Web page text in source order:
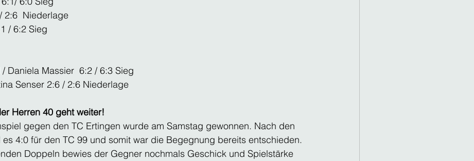
2:6  Niederlage
/ 6:2 Sieg
Daniela Massier  6:2 / 6:3 Sieg
Senser 2:6 / 2:6 Niederlage
Herren 40 geht weiter!
gegen den TC Ertingen wurde am Samstag gewonnen. Nach den
es 4:0 für den TC 99 und somit war die Begegnung bereits entschieden.
Doppeln bewies der Gegner nochmals Geschick und Spielstärke